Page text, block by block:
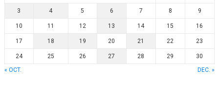
3 4 5 6 7 8 9
10 11 12 13 14 15 16
17 18 19 20 21 22 23
24 25 26 27 28 29
30
« OCT.
DEC. »